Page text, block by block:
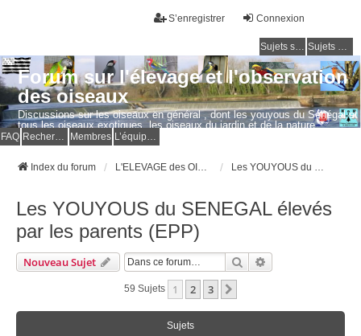
Connexion
S’enregistrer
Sujets sans réponse Sujets actifs
Forum sur l'élevage et l'observation
des oiseaux
Discussions sur les oiseaux en général , dont les youyous du Sénégal et
tous les oiseaux exotiques, les oiseaux du jardin et de la nature.
Questions, photos, expériences.
FAQ Membres
Index du forum
Les YOUYOUS du SENEGAL élevés
par les parents (EPP)
Nouveau Sujet Rechercher
59 Sujets 1 2 3
Sujets